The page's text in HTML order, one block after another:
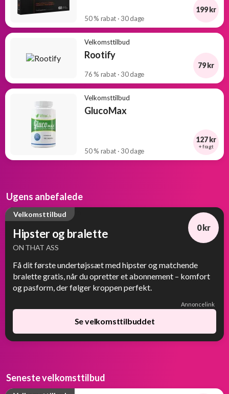
50 % rabat · 30 dage
199 kr
Velkomsttilbud
Rootify
76 % rabat · 30 dage
79 kr
Velkomsttilbud
GlucoMax
50 % rabat · 30 dage
127 kr
+ fragt
Ugens anbefalede
Velkomsttilbud
Hipster og bralette
ON THAT ASS
0 kr
Få dit første undertøjssæt med hipster og matchende
bralette gratis, når du opretter et abonnement – komfort
og pasform, der følger kroppen perfekt.
Annoncelink
Se velkomsttilbuddet
Seneste velkomsttilbud